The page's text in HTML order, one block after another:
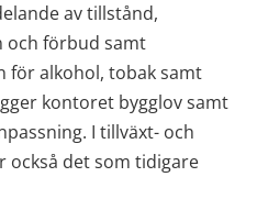
av tillstånd,
och förbud samt
för alkohol, tobak samt
kontoret bygglov samt
I tillväxt- och
också det som tidigare